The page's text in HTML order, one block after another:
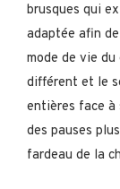
brusques qui
adaptée afin
mode de vie
différent et le
entières face à
des pauses
fardeau de la